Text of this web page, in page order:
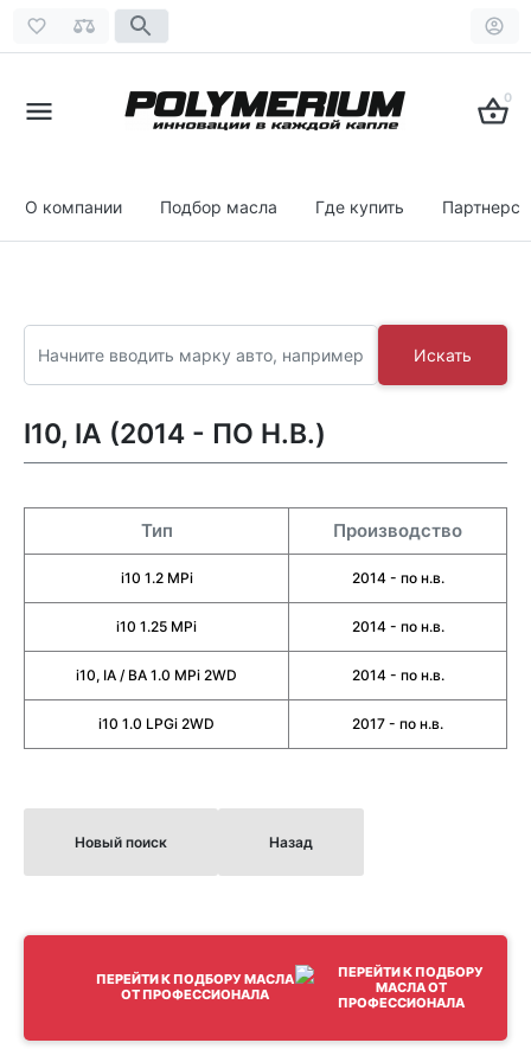
0
О компании Подбор масла Где купить
Искать
I10, IA (2014 - ПО Н.В.)
Тип Производство
i10 1.2 MPi 2014 - по н.в.
i10 1.25 MPi 2014 - по н.в.
i10, IA / BA 1.0 MPi 2WD 2014 - по н.в.
i10 1.0 LPGi 2WD 2017 - по н.в.
Новый поиск Назад
ПЕРЕЙТИ К ПОДБОРУ МАСЛА
ОТ ПРОФЕССИОНАЛА